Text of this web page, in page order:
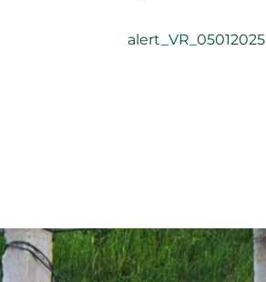
alert_VR_05012025